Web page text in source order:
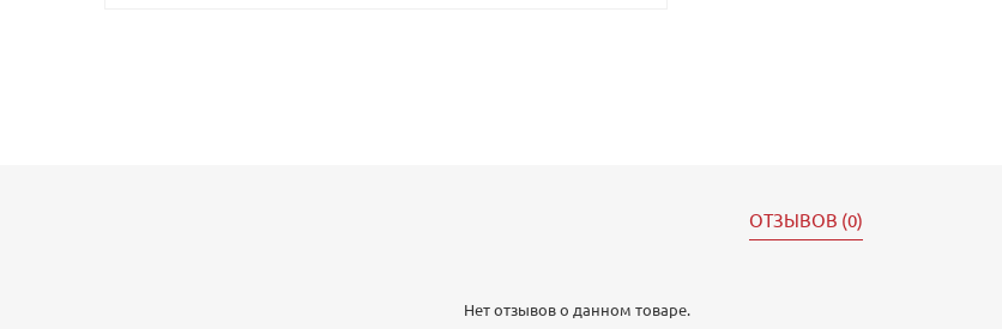
ОТЗЫВОВ (0)
Нет отзывов о данном товаре.